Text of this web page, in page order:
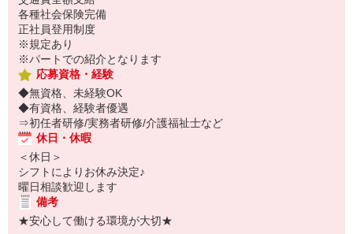
各種社会保険完備
正社員登用制度
※規定あり
※パートでの紹介となります
応募資格・経験
◆無資格、未経験OK
◆有資格、経験者優遇
⇒初任者研修/実務者研修/介護福祉士など
休日・休暇
＜休日＞
シフトによりお休み決定♪
曜日相談歓迎します
備考
★安心して働ける環境が大切★